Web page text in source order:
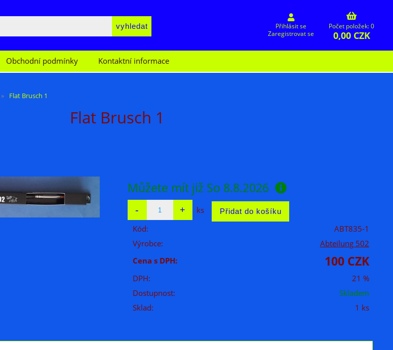
Přihlásit se
Zaregistrovat se
Počet položek: 0
0,00 CZK
Obchodní podmínky Kontaktní informace
Flat Brusch 1
Flat Brusch 1
Můžete mít již So 8.8.2026
ks
Kód:
ABT835-1
Výrobce:
Abteilung 502
Cena s DPH:
100 CZK
DPH:
21 %
Dostupnost:
Skladem
Sklad:
1 ks